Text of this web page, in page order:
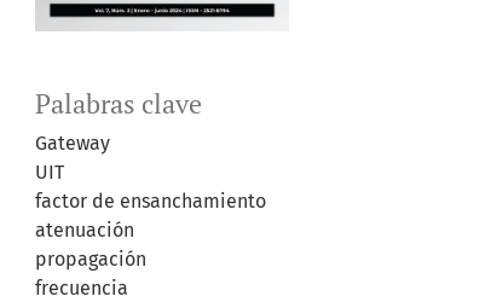
Palabras clave
Gateway
UIT
factor de ensanchamiento
atenuación
propagación
frecuencia